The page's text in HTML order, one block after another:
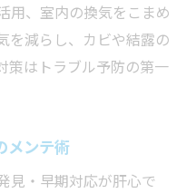
用、室内の換気をこまめ
を減らし、カビや結露の
策はトラブル予防の第一
メンテ術
見・早期対応が肝心で